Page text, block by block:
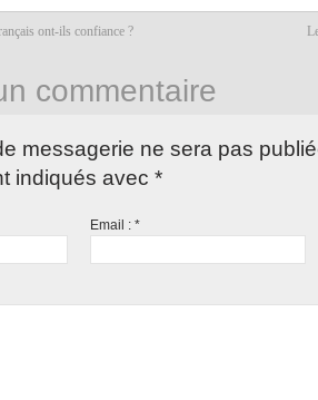
ont-ils confiance ?
commentaire
messagerie ne sera pas
indiqués avec *
Email :*